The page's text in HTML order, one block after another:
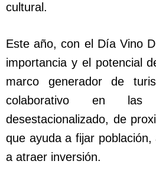
cultural.
Este año, con el Día Vino
importancia y el potencial
marco generador de
colaborativo en las
desestacionalizado, de
que ayuda a fijar
a atraer inversión.